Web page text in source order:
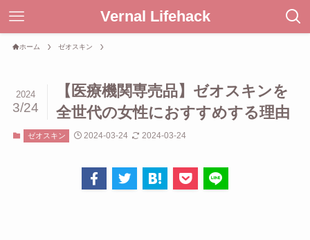
Vernal Lifehack
ホーム ゼオスキン
【医療機関専売品】ゼオスキンを
全世代の女性におすすめする理由
2024
3/24
ゼオスキン 2024-03-24 2024-03-24